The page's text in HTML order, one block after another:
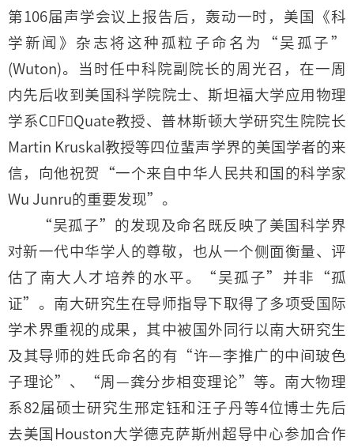
第106届声学会议上报告后，轰动一时，美国《科
学新闻》杂志将这种孤粒子命名为“吴孤子”
(Wuton)。当时任中科院副院长的周光召，在一周
内先后收到美国科学院院士、斯坦福大学应用物理
学系CFQuate教授、普林斯顿大学研究生院院长
Martin Kruskal教授等四位蜚声学界的美国学者的来
信，向他祝贺“一个来自中华人民共和国的科学家
Wu Junru的重要发现”。
“吴孤子”的发现及命名既反映了美国科学界
对新一代中华学人的尊敬，也从一个侧面衡量、评
估了南大人才培养的水平。“吴孤子”并非“孤
证”。南大研究生在导师指导下取得了多项受国际
学术界重视的成果，其中被国外同行以南大研究生
及其导师的姓氏命名的有“许—李推广的中间玻色
子理论”、“周—龚分步相变理论”等。南大物理
系82届硕士研究生邢定钰和汪子丹等4位博士先后
去美国Houston大学德克萨斯州超导中心参加合作